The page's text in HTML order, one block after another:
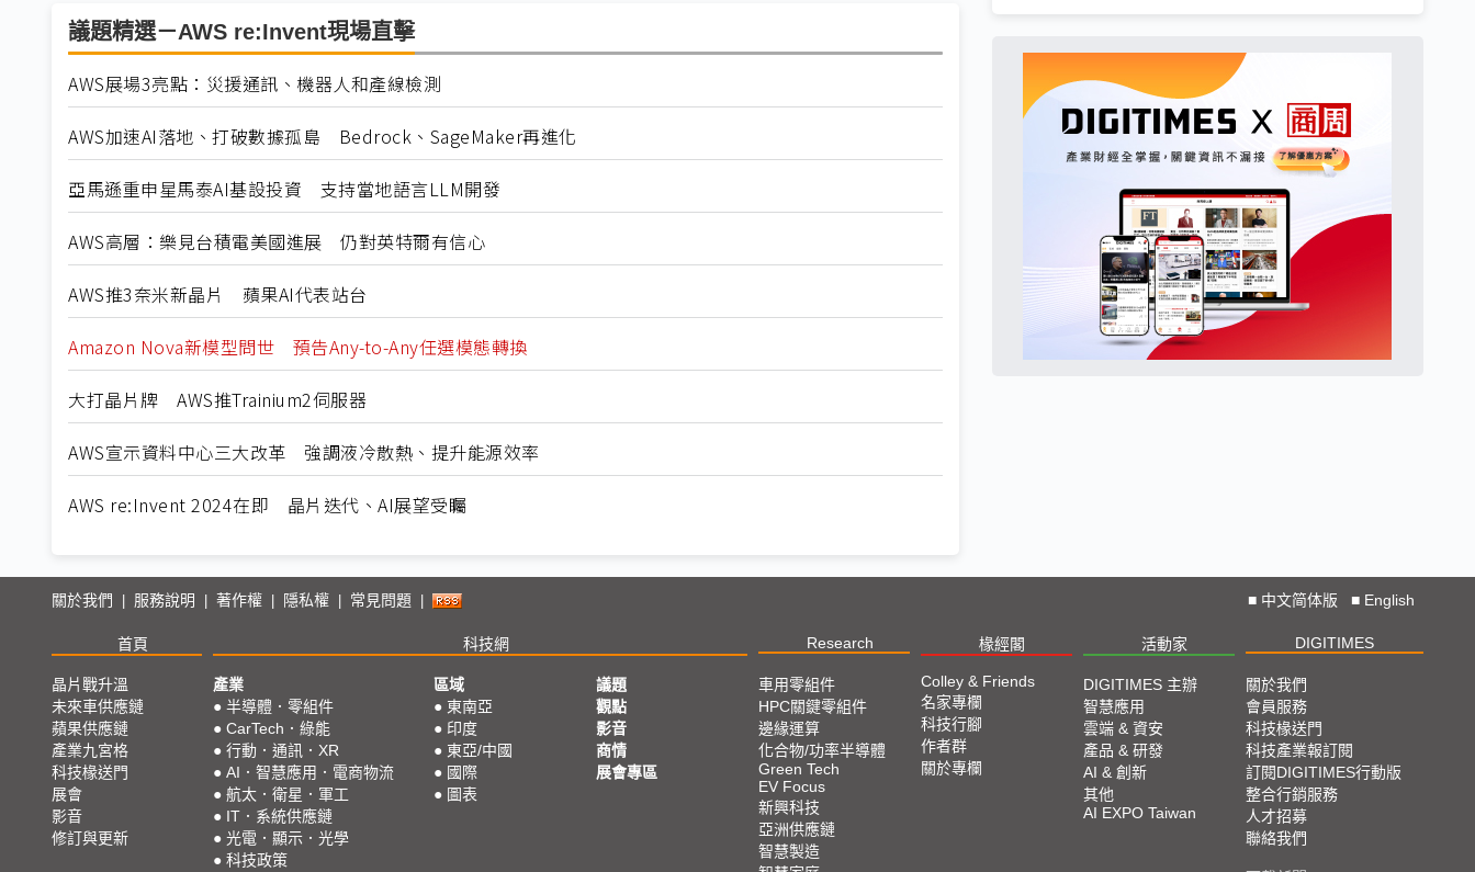
議題精選－AWS re:Invent現場直擊
AWS展場3亮點：災援通訊、機器人和產線檢測
AWS加速AI落地、打破數據孤島 Bedrock、SageMaker再進化
亞馬遜重申星馬泰AI基設投資 支持當地語言LLM開發
AWS高層：樂見台積電美國進展 仍對英特爾有信心
AWS推3奈米新晶片 蘋果AI代表站台
Amazon Nova新模型問世 預告Any-to-Any任選模態轉換
大打晶片牌 AWS推Trainium2伺服器
AWS宣示資料中心三大改革 強調液冷散熱、提升能源效率
AWS re:Invent 2024在即 晶片迭代、AI展望受矚
關於我們 服務說明 著作權 隱私權 常見問題 ■ 中文简体版 ■ English
首頁 科技網 Research 椽經閣 活動家 DIGITIMES
晶片戰升溫
未來車供應鏈
蘋果供應鏈
產業九宮格
科技椽送門
展會
影音
修訂與更新
產業
● 半導體．零組件
● CarTech．綠能
● 行動．通訊．XR
● AI．智慧應用．電商物流
● 航太．衛星．軍工
● IT．系統供應鏈
● 光電．顯示．光學
● 科技政策
區域
● 東南亞
● 印度
● 東亞/中國
● 國際
● 圖表
議題
觀點
影音
商情
展會專區
車用零組件
HPC關鍵零組件
邊緣運算
化合物/功率半導體
Green Tech
EV Focus
新興科技
亞洲供應鏈
智慧製造
Colley & Friends
名家專欄
科技行腳
作者群
關於專欄
DIGITIMES 主辦
智慧應用
雲端 & 資安
產品 & 研發
AI & 創新
其他
AI EXPO Taiwan
關於我們
會員服務
科技椽送門
科技產業報訂閱
訂閱DIGITIMES行動版
整合行銷服務
人才招募
聯絡我們